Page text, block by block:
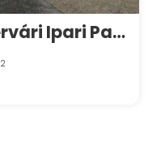
Ikarus Székesfehérvári Ipari Park
2